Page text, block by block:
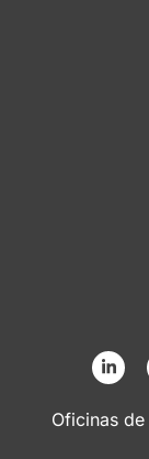
Oficinas de